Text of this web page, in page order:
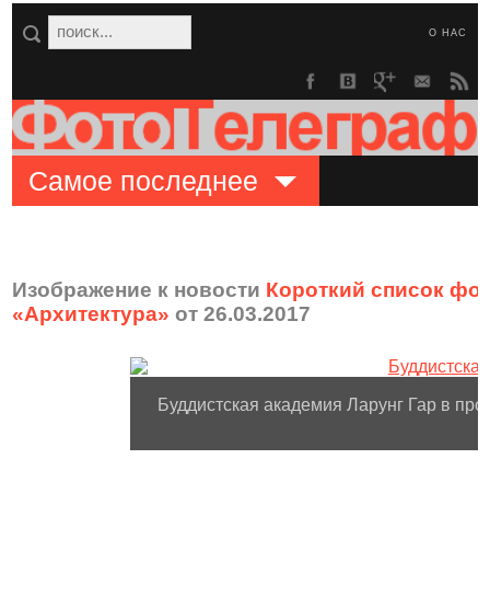
О НАС
Самое последнее
Изображение к новости Короткий список
«Архитектура» от 26.03.2017
Буддистская академия Ларунг Гар в